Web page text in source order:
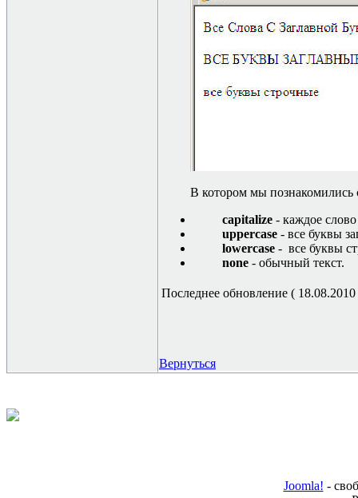
В котором мы познакомились
capitalize - каждое
uppercase - все буквы
lowercase - все буквы
none - обычный текст.
Последнее обновление ( 18.08.2010
Вернуться
Joomla! -